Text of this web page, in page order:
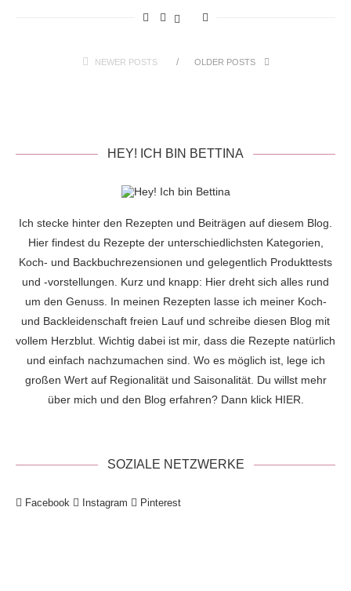
NEWER POSTS OLDER POSTS
HEY! ICH BIN BETTINA
Ich stecke hinter den Rezepten und Beiträgen auf diesem Blog.
Hier findest du Rezepte der unterschiedlichsten Kategorien,
Koch- und Backbuchrezensionen und gelegentlich Produkttests
und -vorstellungen. Kurz und knapp: Hier dreht sich alles rund
um den Genuss. In meinen Rezepten lasse ich meiner Koch-
und Backleidenschaft freien Lauf und schreibe diesen Blog mit
vollem Herzblut. Wichtig dabei ist mir, dass die Rezepte natürlich
und einfach nachzumachen sind. Wo es möglich ist, lege ich
großen Wert auf Regionalität und Saisonalität. Du willst mehr
über mich und den Blog erfahren? Dann klick HIER
SOZIALE NETZWERKE
Facebook Instagram Pinterest